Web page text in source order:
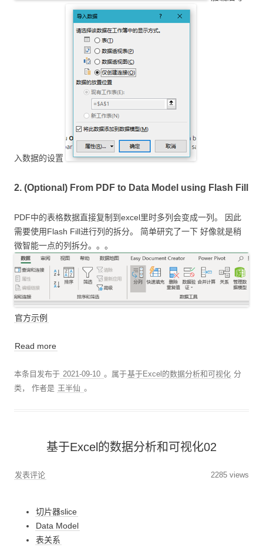
入数据的设置
2. (Optional) From PDF to Data Model using Flash Fill
PDF中的表格数据直接复制到excel里时多列会变成一列。 因此
需要使用Flash Fill进行列的拆分。 简单研究了一下 好像就是稍
微智能一点的列拆分。。。
官方示例
Read more
本条目发布于 2021-09-10 。属于基于Excel的数据分析和可视化 分
类， 作者是 王半仙 。
基于Excel的数据分析和可视化02
发表评论 2285 views
切片器slice
Data Model
表关系